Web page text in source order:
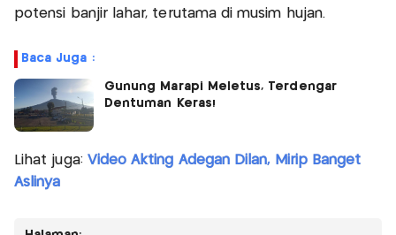
potensi banjir lahar, terutama di musim hujan.
Baca Juga :
Gunung Marapi Meletus, Terdengar
Dentuman Keras!
Lihat juga: Video Akting Adegan Dilan, Mirip Banget
Aslinya